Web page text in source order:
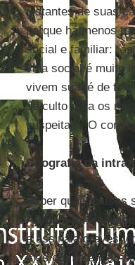
distantes de suas
porque há menos
social e familiar:
vida social é muito
vivem sua fé de
de culto para os
suspeitas”. O
Geografia da
Saber quais países
Ajuda à Igreja
e assinala graves
mas com atenção